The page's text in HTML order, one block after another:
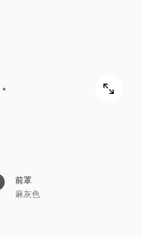
前罩
麻灰色